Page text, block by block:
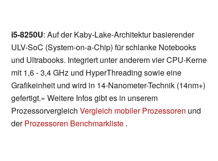
i5-8250U: Auf der Kaby-Lake-Architektur basierender
ULV-SoC (System-on-a-Chip) für schlanke Notebooks
und Ultrabooks. Integriert unter anderem vier CPU-Kerne
mit 1,6 - 3,4 GHz und HyperThreading sowie eine
Grafikeinheit und wird in 14-Nanometer-Technik (14nm+)
gefertigt.» Weitere Infos gibt es in unserem
Prozessorvergleich Vergleich mobiler Prozessoren und
derProzessoren Benchmarkliste .